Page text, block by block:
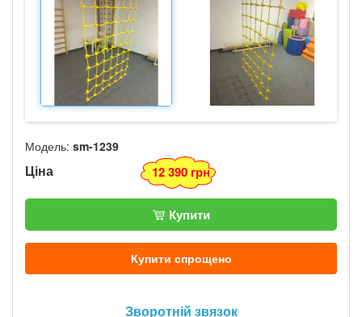
Модель: sm-1239
Ціна 12 390 грн
Купити
Купити спрощено
Зворотній звязок